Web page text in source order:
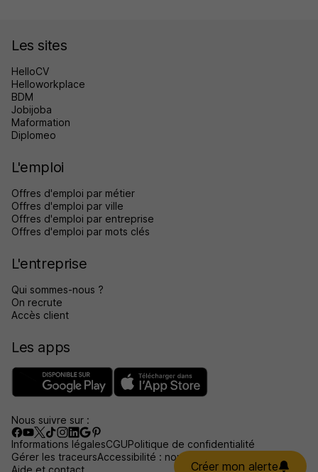
Créer mon alerte
Les sites
HelloCV
Helloworkplace
BDM
Jobijoba
Maformation
Diplomeo
L'emploi
Offres d'emploi par métier
Offres d'emploi par ville
Offres d'emploi par entreprise
Offres d'emploi par mots clés
L'entreprise
Qui sommes-nous ?
On recrute
Accès client
Les apps
Nous suivre sur :
Informations légalesCGUPolitique de confidentialité
Gérer les traceursAccessibilité : non conforme
Aide et contact